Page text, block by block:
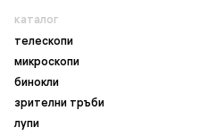
каталог
телескопи
микроскопи
бинокли
зрителни тръби
лупи